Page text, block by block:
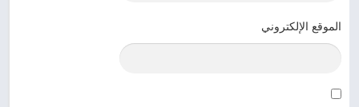
الموقع الإلكتروني